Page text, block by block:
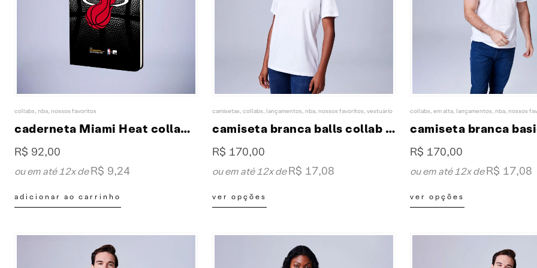
collabs, nba, nossos favoritos
caderneta Miami Heat collab XP & NBA
R$ 92,00
ou em até 12x deR$ 9,24
adicionar ao carrinho
camisetas, collabs, lançamentos, nba, nossos favoritos, vestuário
camiseta branca balls collab XP & NBA
R$ 170,00
ou em até 12x deR$ 17,08
ver opções
produto
várias
collabs, em alta, lançamentos, nba, nossos
R$ 170,00
ou em até 12x deR$ 17,08
ver opções
produto
várias